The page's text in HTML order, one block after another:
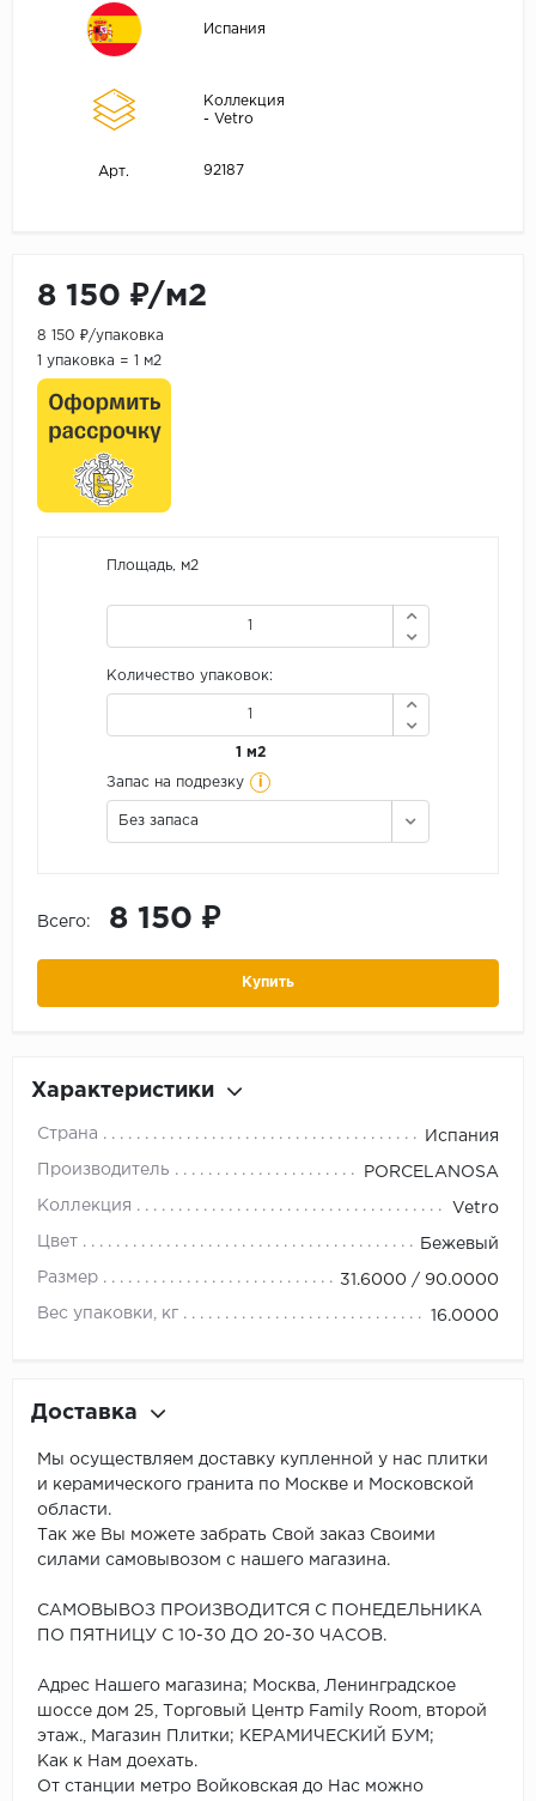
Испания
Коллекция
- Vetro
Арт. 92187
8 150 ₽/м2
8 150 ₽/упаковка
1 упаковка = 1 м2
Площадь, м2
Количество упаковок:
1 м2
Запас на подрезку i
Без запаса
Всего: 8 150 ₽
Купить
Характеристики
Страна Испания
Производитель PORCELANOSA
Коллекция Vetro
Цвет Бежевый
Размер 31.6000 / 90.0000
Вес упаковки, кг 16.0000
Доставка
Мы осуществляем доставку купленной у нас плитки
и керамического гранита по Москве и Московской
области.
Так же Вы можете забрать Свой заказ Своими
силами самовывозом с нашего магазина.
САМОВЫВОЗ ПРОИЗВОДИТСЯ С ПОНЕДЕЛЬНИКА
ПО ПЯТНИЦУ С 10-30 ДО 20-30 ЧАСОВ.
Адрес Нашего магазина; Москва, Ленинградское
шоссе дом 25, Торговый Центр Family Room, второй
этаж., Магазин Плитки; КЕРАМИЧЕСКИЙ БУМ;
Как к Нам доехать.
От станции метро Войковская до Нас можно